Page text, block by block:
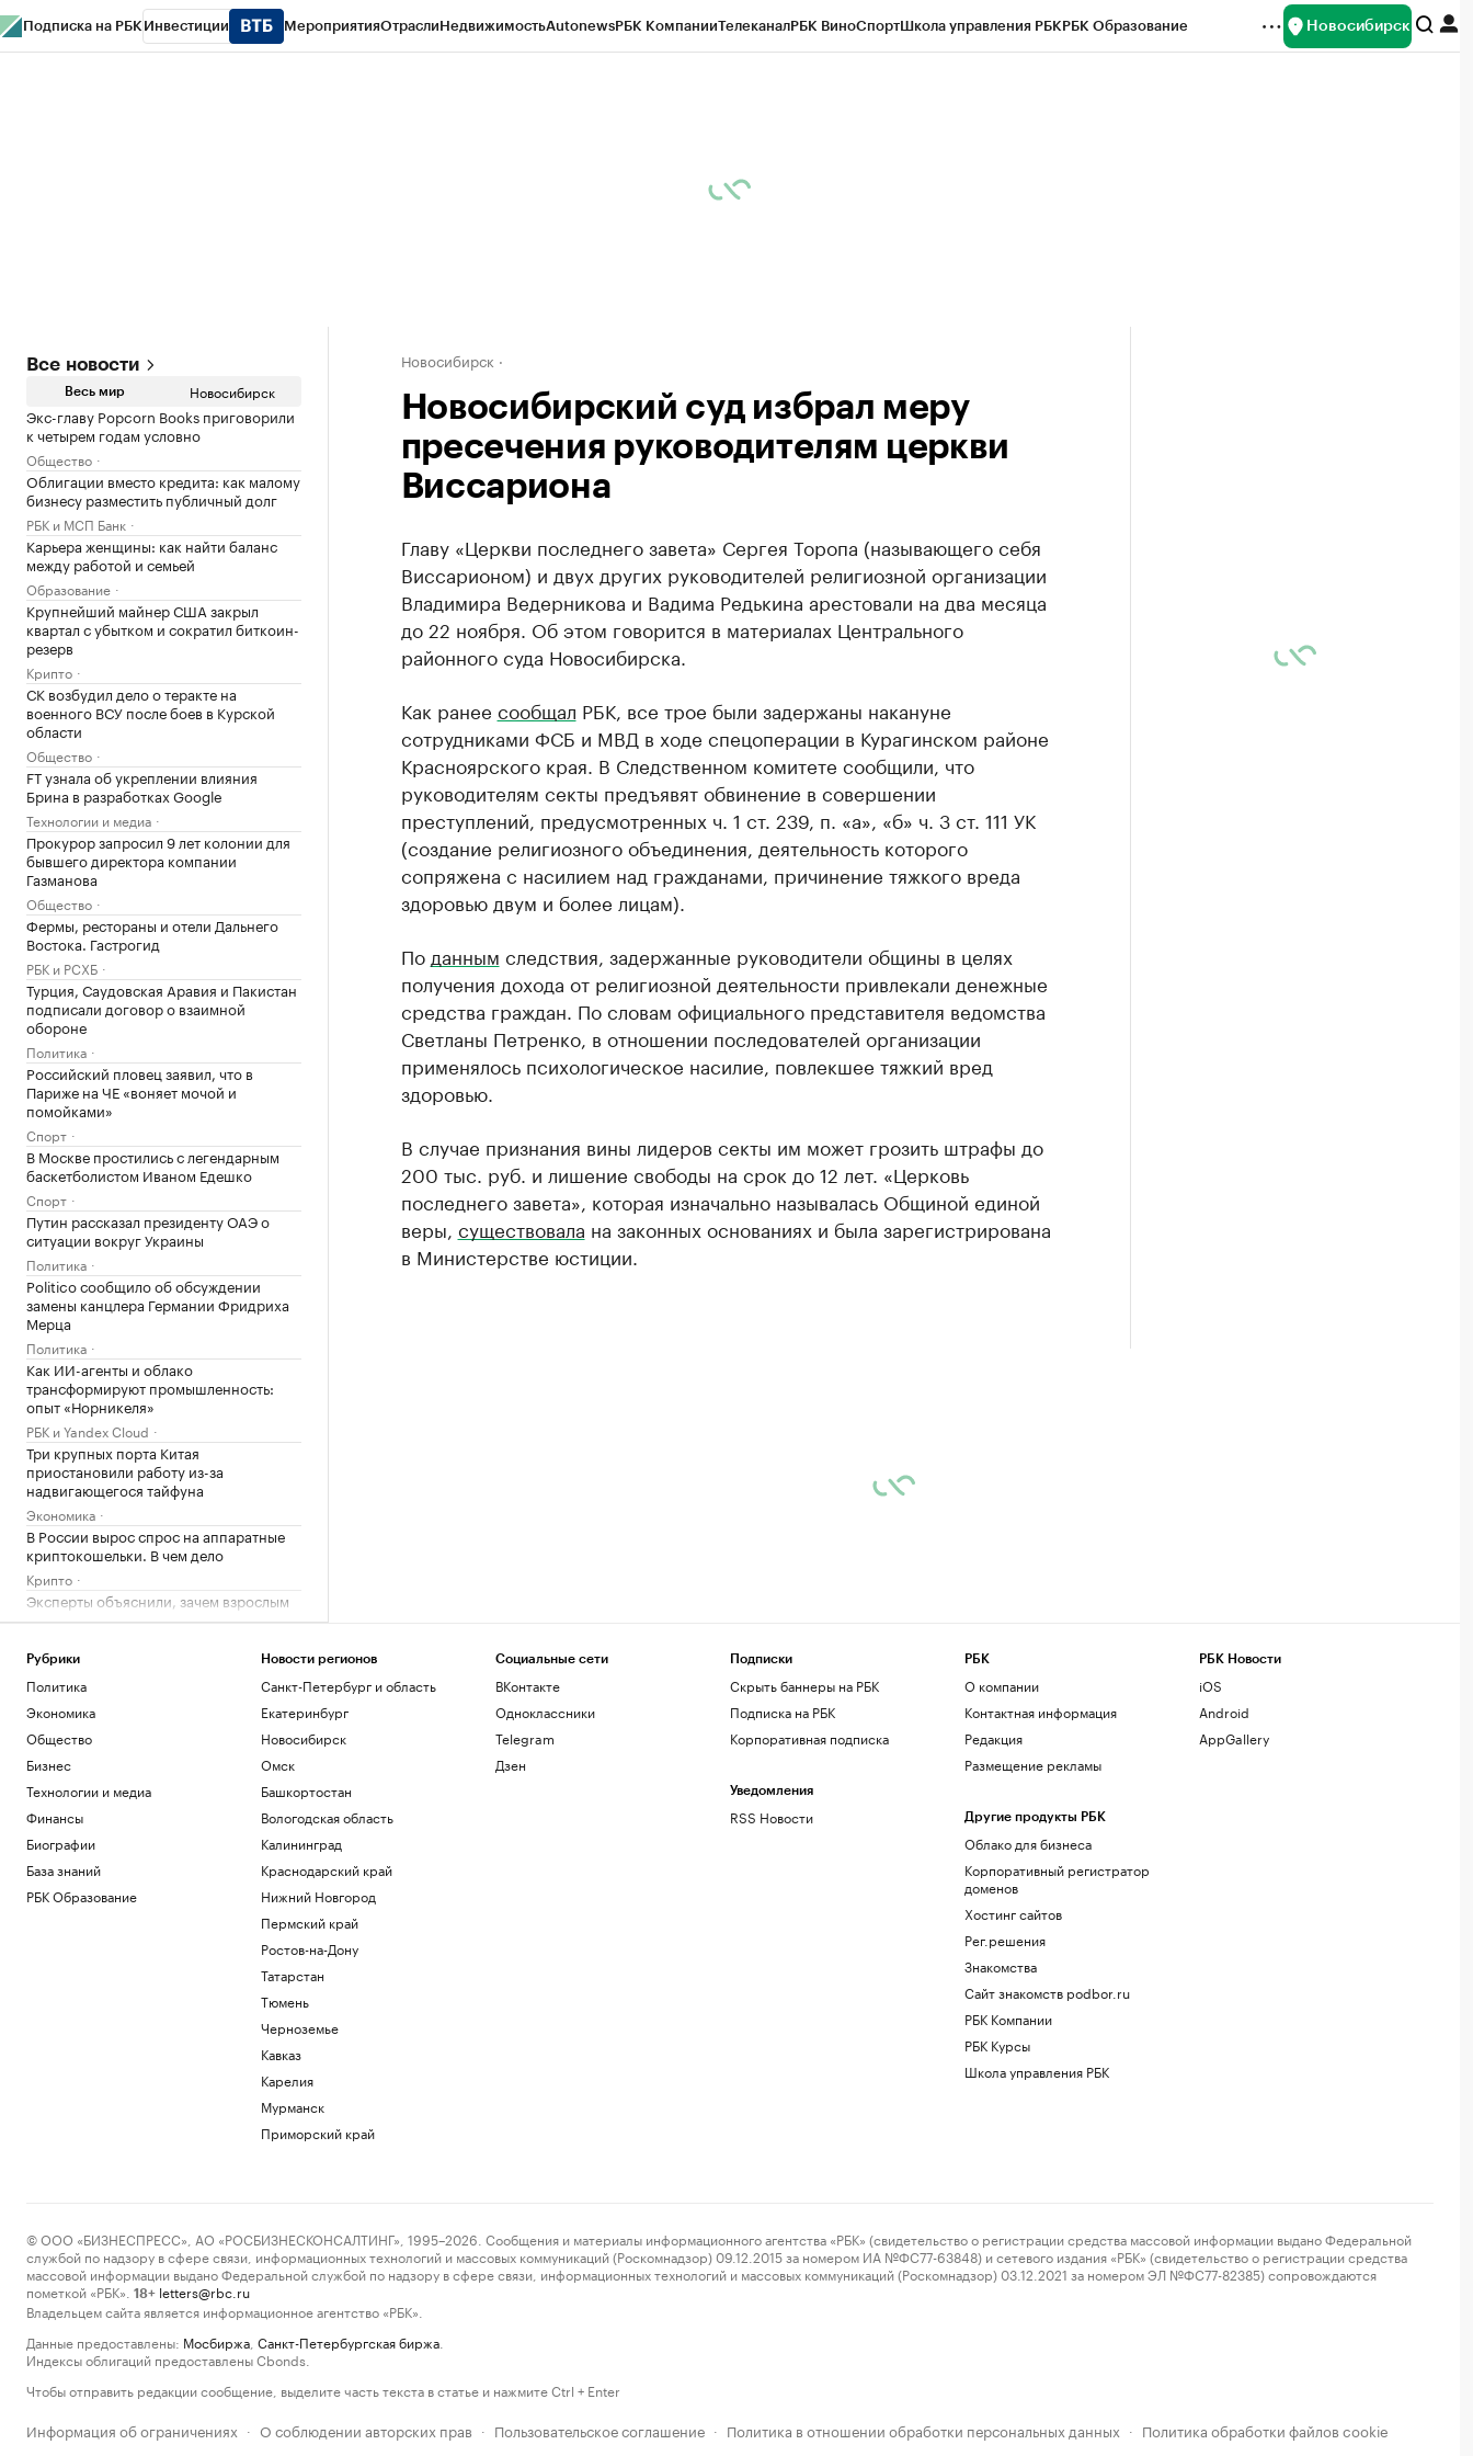
Подписка на РБК Инвестиции МероприятияОтраслиНедвижимостьAutonewsРБК КомпанииТелеканалРБК ВиноСпортШкола управления РБКРБК Образование Новосибирск
Все новости
Весь мир Новосибирск
Экс-главу Popcorn Books приговорили
к четырем годам условно
Общество
Облигации вместо кредита: как малому
бизнесу разместить публичный долг
РБК и МСП Банк
Карьера женщины: как найти баланс
между работой и семьей
Образование
Крупнейший майнер США закрыл
квартал с убытком и сократил биткоин-
резерв
Крипто
СК возбудил дело о теракте на
военного ВСУ после боев в Курской
области
Общество
FT узнала об укреплении влияния
Брина в разработках Google
Технологии и медиа
Прокурор запросил 9 лет колонии для
бывшего директора компании
Газманова
Общество
Фермы, рестораны и отели Дальнего
Востока. Гастрогид
РБК и РСХБ
Турция, Саудовская Аравия и Пакистан
подписали договор о взаимной
обороне
Политика
Российский пловец заявил, что в
Париже на ЧЕ «воняет мочой и
помойками»
Спорт
В Москве простились с легендарным
баскетболистом Иваном Едешко
Спорт
Путин рассказал президенту ОАЭ о
ситуации вокруг Украины
Политика
Politico сообщило об обсуждении
замены канцлера Германии Фридриха
Мерца
Политика
Как ИИ-агенты и облако
трансформируют промышленность:
опыт «Норникеля»
РБК и Yandex Cloud
Три крупных порта Китая
приостановили работу из-за
надвигающегося тайфуна
Экономика
В России вырос спрос на аппаратные
криптокошельки. В чем дело
Крипто
Эксперты объяснили, зачем взрослым
получать дополнительное
Общество
Wildberries сообщила о партнерских
хабах для хранения товаров продавцов
Цены на медь показали самый долгий
период роста с 2020 года
Инвестиции
Собянин отчитался о строительстве
Общество
Загрузить еще
Новосибирск
Новосибирский суд избрал меру
пресечения руководителям церкви
Виссариона
Главу «Церкви последнего завета» Сергея Торопа (называющего себя
Виссарионом) и двух других руководителей религиозной организации
Владимира Ведерникова и Вадима Редькина арестовали на два месяца
до 22 ноября. Об этом говорится в материалах Центрального
районного суда Новосибирска.
Как ранее сообщал РБК, все трое были задержаны накануне
сотрудниками ФСБ и МВД в ходе спецоперации в Курагинском районе
Красноярского края. В Следственном комитете сообщили, что
руководителям секты предъявят обвинение в совершении
преступлений, предусмотренных ч. 1 ст. 239, п. «а», «б» ч. 3 ст. 111 УК
(создание религиозного объединения, деятельность которого
сопряжена с насилием над гражданами, причинение тяжкого вреда
здоровью двум и более лицам).
По данным следствия, задержанные руководители общины в целях
получения дохода от религиозной деятельности привлекали денежные
средства граждан. По словам официального представителя ведомства
Светланы Петренко, в отношении последователей организации
применялось психологическое насилие, повлекшее тяжкий вред
здоровью.
В случае признания вины лидеров секты им может грозить штрафы до
200 тыс. руб. и лишение свободы на срок до 12 лет. «Церковь
последнего завета», которая изначально называлась Общиной единой
веры, существовала на законных основаниях и была зарегистрирована
в Министерстве юстиции.
Рубрики
Политика
Экономика
Общество
Бизнес
Технологии и медиа
Финансы
Биографии
База знаний
РБК Образование
Новости регионов
Санкт-Петербург и область
Екатеринбург
Новосибирск
Омск
Башкортостан
Вологодская область
Калининград
Краснодарский край
Нижний Новгород
Пермский край
Ростов-на-Дону
Татарстан
Тюмень
Черноземье
Кавказ
Карелия
Мурманск
Приморский край
Социальные сети
ВКонтакте
Одноклассники
Telegram
Дзен
Подписки
Скрыть баннеры на РБК
Подписка на РБК
Корпоративная подписка
Уведомления
RSS Новости
РБК
О компании
Контактная информация
Редакция
Размещение рекламы
Другие продукты РБК
Облако для бизнеса
Корпоративный регистратор
доменов
Хостинг сайтов
Рег.решения
Знакомства
Сайт знакомств podbor.ru
РБК Компании
РБК Курсы
Школа управления РБК
РБК Новости
iOS
Android
AppGallery
© ООО «БИЗНЕСПРЕСС», АО «РОСБИЗНЕСКОНСАЛТИНГ», 1995–2026. Сообщения и материалы информационного агентства «РБК» (свидетельство о регистрации средства массовой информации выдано Федеральной
службой по надзору в сфере связи, информационных технологий и массовых коммуникаций (Роскомнадзор) 09.12.2015 за номером ИА №ФС77-63848) и сетевого издания «РБК» (свидетельство о регистрации средства
массовой информации выдано Федеральной службой по надзору в сфере связи, информационных технологий и массовых коммуникаций (Роскомнадзор) 03.12.2021 за номером ЭЛ №ФС77-82385) сопровождаются
пометкой «РБК».
18+ letters@rbc.ru
Владельцем сайта является информационное агентство «РБК».
Данные предоставлены: Мосбиржа Санкт-Петербургская биржа
Индексы облигаций предоставлены Cbonds.
Чтобы отправить редакции сообщение, выделите часть текста в статье и нажмите Ctrl + Enter
Информация об ограничениях · О соблюдении авторских прав · Пользовательское соглашение · Политика в отношении обработки персональных данных · Политика обработки файлов cookie